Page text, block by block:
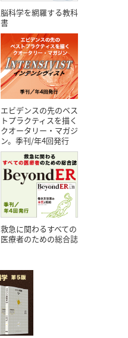
脳科学を網羅する教科
書
エビデンスの先のベス
トプラクティスを描く
クオータリー・マガジ
ン。季刊/年4回発行
救急に関わるすべての
医療者のための総合誌